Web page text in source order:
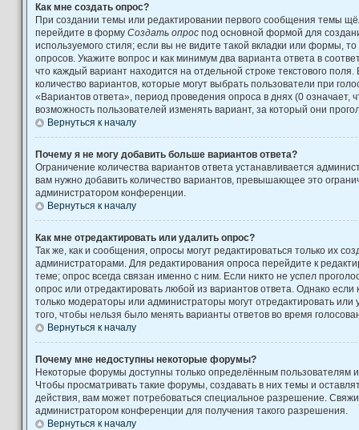
Как мне создать опрос?
При создании темы или редактировании первого сообщения темы
перейдите в форму Создать опрос под основной формой для
используемого стиля; если вы не видите такой вкладки или формы,
опросов. Укажите вопрос и как минимум два варианта ответа в
что каждый вариант находится на отдельной строке текстового
количество вариантов, которые могут выбрать пользователи при
«Вариантов ответа», период проведения опроса в днях (0 означает,
возможность пользователей изменять вариант, за который они
Вернуться к началу
Почему я не могу добавить больше вариантов ответа?
Ограничение количества вариантов ответа устанавливается
вам нужно добавить количество вариантов, превышающее это
администратором конференции.
Вернуться к началу
Как мне отредактировать или удалить опрос?
Так же, как и сообщения, опросы могут редактироваться только их
администраторами. Для редактирования опроса перейдите к
теме; опрос всегда связан именно с ним. Если никто не успел
опрос или отредактировать любой из вариантов ответа. Однако если
только модераторы или администраторы могут отредактировать или
того, чтобы нельзя было менять варианты ответов во время
Вернуться к началу
Почему мне недоступны некоторые форумы?
Некоторые форумы доступны только определённым пользователям
Чтобы просматривать такие форумы, создавать в них темы и
действия, вам может потребоваться специальное разрешение.
администратором конференции для получения такого разрешения.
Вернуться к началу